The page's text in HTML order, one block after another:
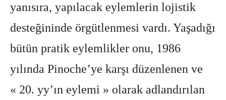
yanısıra, yapılacak eylemlerin lojistik
desteğininde örgütlenmesi vardı. Yaşadığı
bütün pratik eylemlikler onu, 1986
yılında Pinoche’ye karşı düzenlenen ve
« 20. yy’ın eylemi » olarak adlandırılan